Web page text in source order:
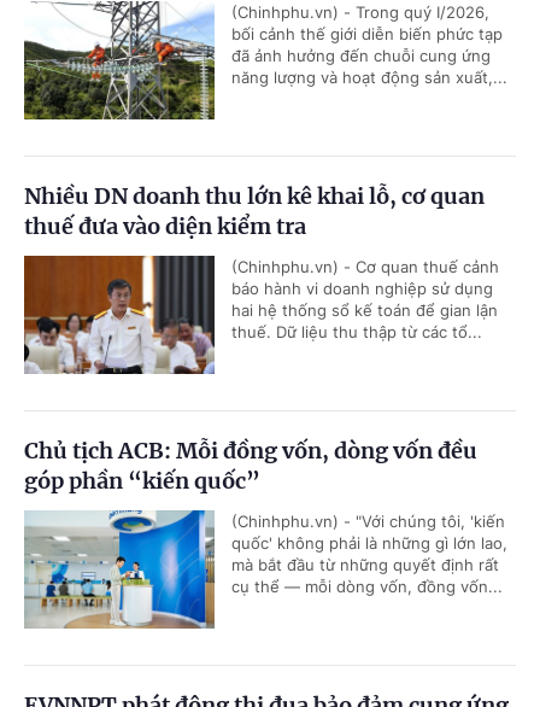
(Chinhphu.vn) - Trong quý I/2026,
bối cảnh thế giới diễn biến phức tạp
đã ảnh hưởng đến chuỗi cung ứng
năng lượng và hoạt động sản xuất,...
Nhiều DN doanh thu lớn kê khai lỗ, cơ quan
thuế đưa vào diện kiểm tra
(Chinhphu.vn) - Cơ quan thuế cảnh
báo hành vi doanh nghiệp sử dụng
hai hệ thống sổ kế toán để gian lận
thuế. Dữ liệu thu thập từ các tổ...
Chủ tịch ACB: Mỗi đồng vốn, dòng vốn đều
góp phần “kiến quốc”
(Chinhphu.vn) - "Với chúng tôi, 'kiến
quốc' không phải là những gì lớn lao,
mà bắt đầu từ những quyết định rất
cụ thể — mỗi dòng vốn, đồng vốn...